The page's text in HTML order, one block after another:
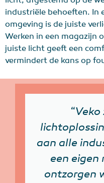
industriële behoeften. In
omgeving is de juiste
Werken in een magazijn
juiste licht geeft een
vermindert de kans op
aan alle
een
ontzorgen